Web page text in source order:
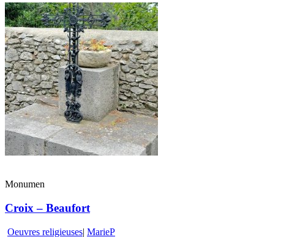
Monumen
Croix – Beaufort
Oeuvres religieuses| MarieP